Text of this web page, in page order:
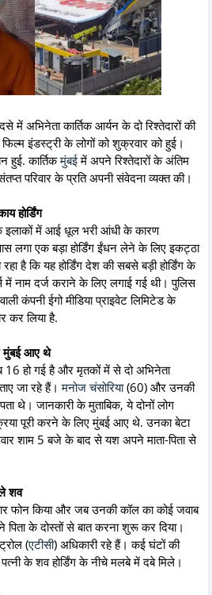
में अभिनेता कार्तिक आर्यन के दो रिश्तेदारों की
इंडस्ट्री के लोगों को शुक्रवार को हुई।
हुई. कार्तिकमुंबईमें अपने रिश्तेदारों के अंतिम
परिवार के प्रति अपनी संवेदना व्यक्त की।
होर्डिंग
इलाकों में आई धूल भरी आंधी के कारण
लगा एक बड़ा होर्डिंग ईंधन लेने के लिए इकट्ठा
है कि यह होर्डिंग देश की सबसे बड़ी होर्डिंग के
में नाम दर्ज कराने के लिए लगाई गई थी। पुलिस
कंपनी ईगो मीडिया प्राइवेट लिमिटेड के
कर लिया है.
मुंबई आए थे
16 हो गई है और मृतकों में से दो अभिनेता
जा रहे हैं।मनोज चंसोरिया(60) और उनकी
थे। जानकारी के मुताबिक, ये दोनों लोग
पूरी करने के लिए मुंबई आए थे. उनका बेटा
शाम 5 बजे के बाद से यश अपने माता-पिता से
शव
फोन किया और जब उनकी कॉल का कोई जवाब
पिता के दोस्तों से बात करना शुरू कर दिया।
(एटीसी) अधिकारी रहे हैं। कई घंटों की
के शव होर्डिंग के नीचे मलबे में दबे मिले।